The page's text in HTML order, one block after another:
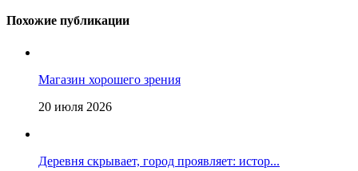
Похожие публикации
Магазин хорошего зрения
20 июля 2026
Деревня скрывает, город проявляет: истор...